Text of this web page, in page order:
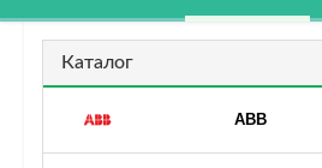
Каталог
ABB